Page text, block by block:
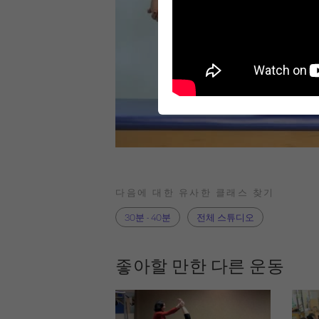
다음에 대한 유사한 클래스 찾기
30분 - 40분
전체 스튜디오
좋아할 만한 다른 운동